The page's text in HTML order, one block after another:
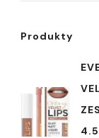
Produkty